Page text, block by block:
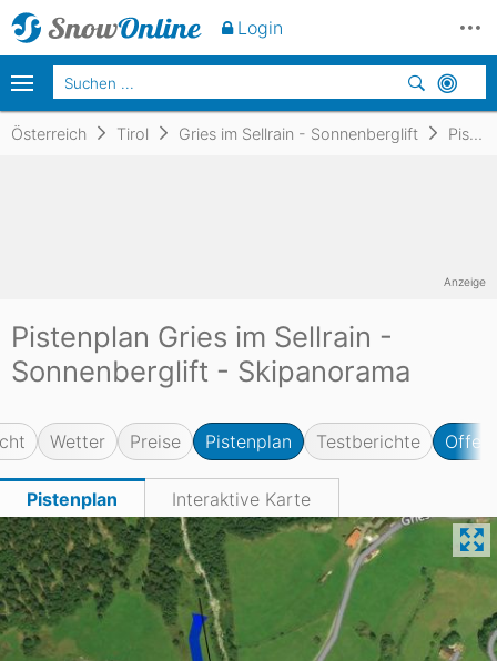
Österreich Tirol Gries im Sellrain - Sonnenberglift Pistenplan
Pistenplan Gries im Sellrain -
Sonnenberglift - Skipanorama
Wetter Preise Pistenplan Testberichte
Pistenplan Interaktive Karte
Anzeige
Login